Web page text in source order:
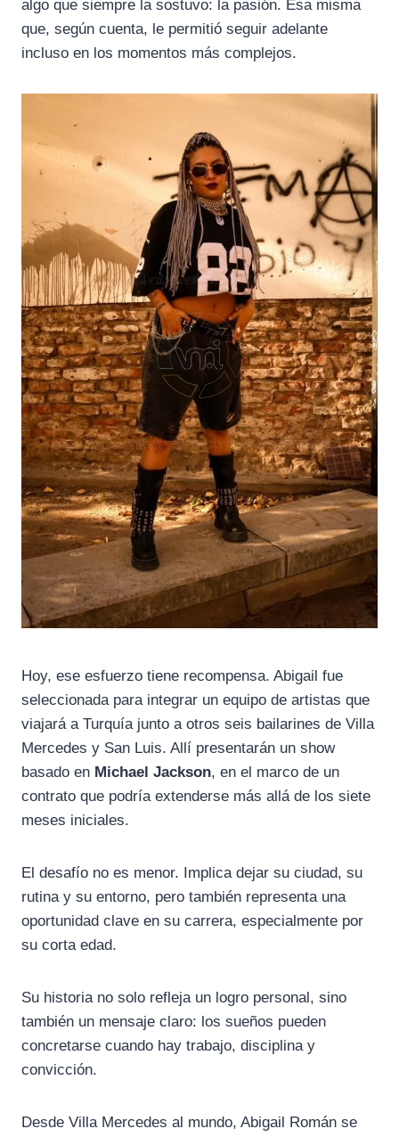
algo que siempre la sostuvo: la pasión. Esa misma
que, según cuenta, le permitió seguir adelante
incluso en los momentos más complejos.
Hoy, ese esfuerzo tiene recompensa. Abigail fue
seleccionada para integrar un equipo de artistas que
viajará a Turquía junto a otros seis bailarines de Villa
Mercedes y San Luis. Allí presentarán un show
basado en Michael Jackson, en el marco de un
contrato que podría extenderse más allá de los siete
meses iniciales.
El desafío no es menor. Implica dejar su ciudad, su
rutina y su entorno, pero también representa una
oportunidad clave en su carrera, especialmente por
su corta edad.
Su historia no solo refleja un logro personal, sino
también un mensaje claro: los sueños pueden
concretarse cuando hay trabajo, disciplina y
convicción.
Desde Villa Mercedes al mundo, Abigail Román se